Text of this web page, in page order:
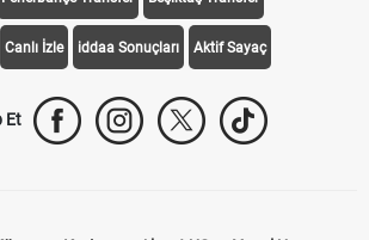
Fenerbahçe Transfer Beşiktaş Transfer
Canlı İzle iddaa Sonuçları Aktif Sayaç